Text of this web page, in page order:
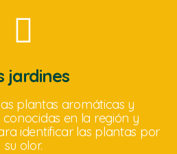
jardines
plantas aromáticas y
en la región y
identificar las plantas por
su olor.